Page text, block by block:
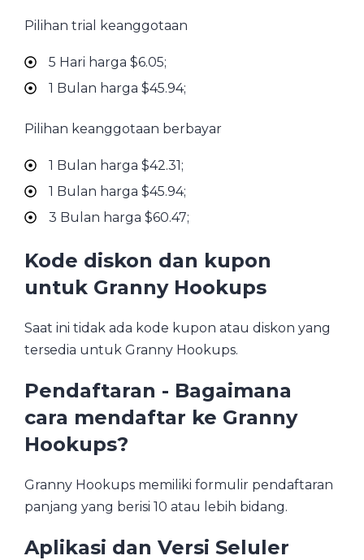
Pilihan trial keanggotaan
5 Hari harga $6.05;
1 Bulan harga $45.94;
Pilihan keanggotaan berbayar
1 Bulan harga $42.31;
1 Bulan harga $45.94;
3 Bulan harga $60.47;
Kode diskon dan kupon
untuk Granny Hookups
Saat ini tidak ada kode kupon atau diskon yang
tersedia untuk Granny Hookups.
Pendaftaran - Bagaimana
cara mendaftar ke Granny
Hookups?
Granny Hookups memiliki formulir pendaftaran
panjang yang berisi 10 atau lebih bidang.
Aplikasi dan Versi Seluler